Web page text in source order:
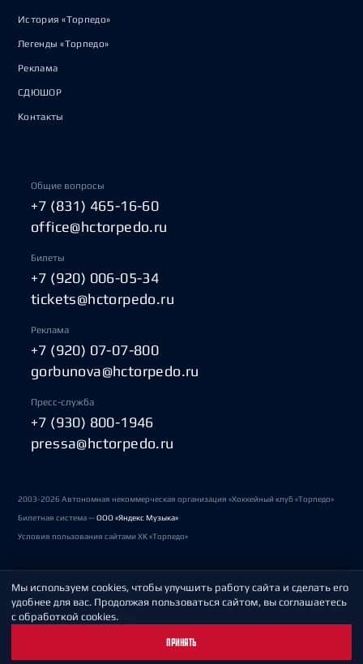
История «Торпедо»
Легенды «Торпедо»
Реклама
СДЮШОР
Контакты
Общие вопросы
+7 (831) 465-16-60
office@hctorpedo.ru
Билеты
+7 (920) 006-05-34
tickets@hctorpedo.ru
Реклама
+7 (920) 07-07-800
gorbunova@hctorpedo.ru
Пресс-служба
+7 (930) 800-1946
pressa@hctorpedo.ru
2003-2026 Автономная некоммерческая организация «Хоккейный клуб «Торпедо»
Билетная система —ООО «Яндекс Музыка»
Условия пользования сайтами ХК «Торпедо»
Политика обработки персональных данных
Пользовательское соглашение
Мы используем cookies, чтобы улучшить работу сайта и сделать его
удобнее для вас. Продолжая пользоваться сайтом, вы соглашаетесь
с обработкой cookies.
ПРИНЯТЬ